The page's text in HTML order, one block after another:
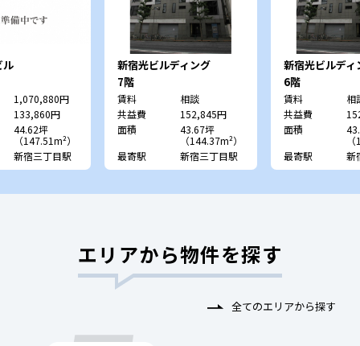
ル
1,070,880円
133,860円
44.62坪
（147.51m²）
新宿三丁目駅
新宿光ビルディング
7階
賃料
相談
共益費
152,845円
面積
43.67坪
（144.37m²）
最寄駅
新宿三丁目駅
新宿光ビルディ
6階
賃料
相
共益費
面積
最寄駅
新
エリアから物件を探す
全てのエリアから探す